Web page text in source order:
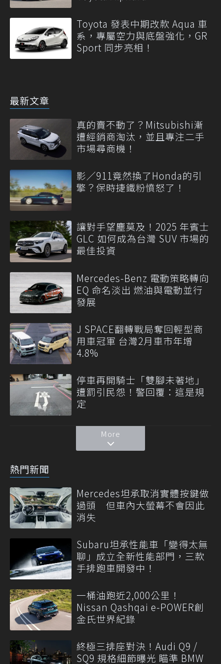
Toyota 發表中期改款 Aqua 車
系，專屬空力與底盤強化，GR
Sport 同步亮相！
最新文章
真的賣不動了？Mitsubishi漸
遭經銷商淘汰，並且專注二手
市場尋商機！
影／911竟然換了Honda的引
擎？保時捷鐵粉憤怒了！
讓對手望塵莫及！2025 年賓士
GLC 如何成為台灣 SUV 市場的
最佳投資
Mercedes-Benz 電動策略轉向
EQ 命名淡出 燃油與電動並行
發展
J SPACE翻轉戰局奪回輕型商
用車冠軍 台灣2月車市年增
4.8%
停車再開騎士「雙腳未著地」
遭罰引民怨！警回覆：這是規
定
More
熱門新聞
Mercedes坦承取消實體按鍵做
過頭 但車內大螢幕不會因此
消失
Subaru坦承性能車「變得太無
聊」成立全新性能部門，三款
手排跑車開發中！
一桶油跑近2,000公里！
Nissan Qashqai e-POWER創
金氏世界紀錄
終極三排座對決！Audi Q9 /
SQ9 規格細節曝光 瞄準 BMW